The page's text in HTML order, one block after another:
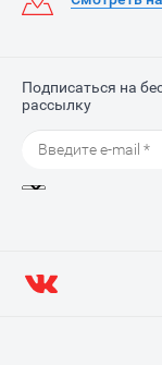
Подписаться на
рассылку